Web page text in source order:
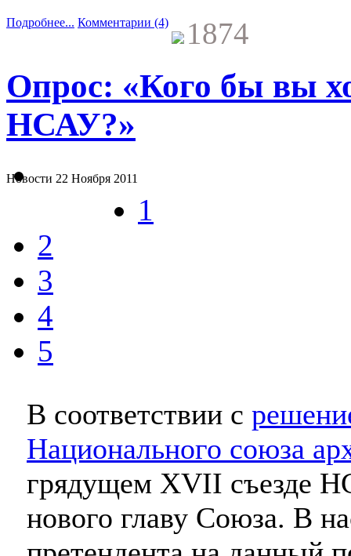
Подробнее... Комментарии (4) 1874
Опрос: «Кого бы вы
НСАУ?»
Новости 22 Ноября 2011
1
2
3
4
5
В соответствии с
Национального союза
грядущем ХVIІ съезде
нового главу Союза. В